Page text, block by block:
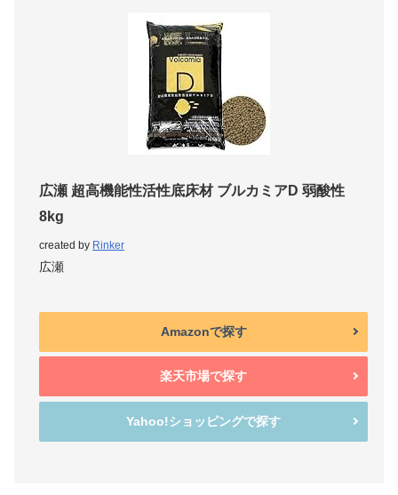
広瀬 超高機能性活性底床材 ブルカミアD 弱酸性
8kg
created by Rinker
広瀬
Amazonで探す
楽天市場で探す
Yahoo!ショッピングで探す